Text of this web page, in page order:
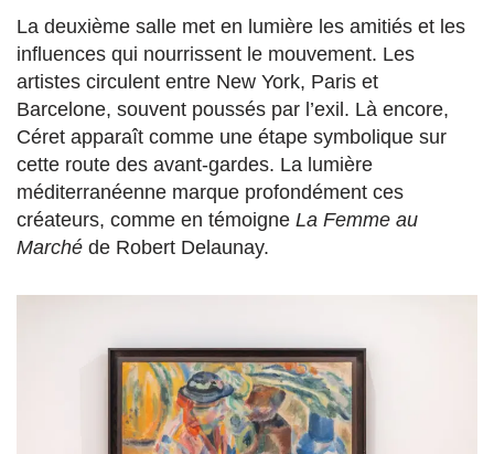
La deuxième salle met en lumière les amitiés et les
influences qui nourrissent le mouvement. Les
artistes circulent entre New York, Paris et
Barcelone, souvent poussés par l’exil. Là encore,
Céret apparaît comme une étape symbolique sur
cette route des avant-gardes. La lumière
méditerranéenne marque profondément ces
créateurs, comme en témoigne La Femme au
Marché de Robert Delaunay.